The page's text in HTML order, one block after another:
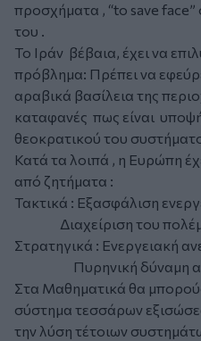
προσχήματα , “to save
του .
Το Ιράν βέβαια, έχει να
πρόβλημα: Πρέπει να
αραβικά βασίλεια της
καταφανές πως είναι
θεοκρατικού του
Κατά τα λοιπά , η Ευρώπη
από ζητήματα :
Τακτικά : Εξασφάλιση
Διαχείριση του
Στρατηγικά : Ενεργειακή
Πυρηνική δύναμη
Στα Μαθηματικά θα
σύστημα τεσσάρων
την λύση τέτοιων